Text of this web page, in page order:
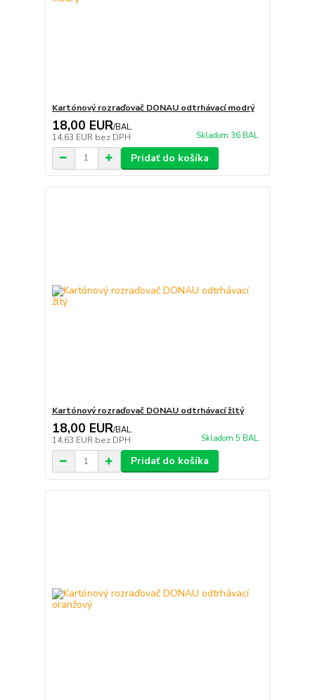
Kartónový rozraďovač DONAU odtrhávací modrý
18,00 EUR/BAL.
14,63 EUR bez DPH Skladom 36 BAL.
Pridať do košíka
Kartónový rozraďovač DONAU odtrhávací žltý
18,00 EUR/BAL.
14,63 EUR bez DPH Skladom 5 BAL.
Pridať do košíka